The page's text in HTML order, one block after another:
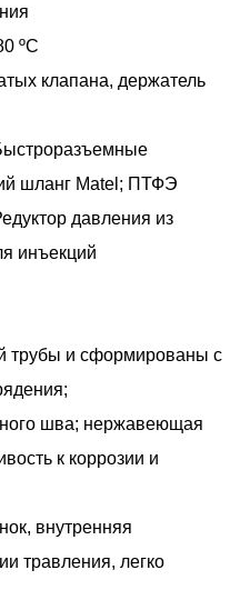
ºC
клапана, держатель
шланг Matel; ПТФЭ
давления из
инъекций
трубы и сформированы с
шва; нержавеющая
к коррозии и
внутренняя
травления, легко